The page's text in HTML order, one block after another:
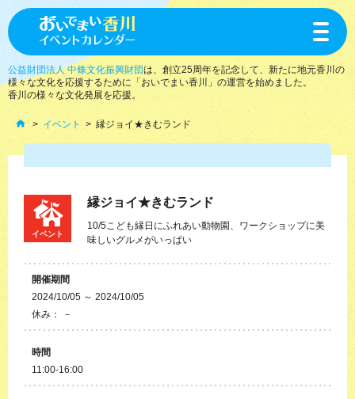
toggle
公益財団法人 中條文化振興財団は、創立25周年を記念して、新たに地元香川の
様々な文化を応援するために「おいでまい香川」の運営を始めました。
香川の様々な文化発展を応援。
イベント 縁ジョイ★きむランド
イベント
縁ジョイ★きむランド
10/5こども縁日にふれあい動物園、ワークショップに美
味しいグルメがいっぱい
開催期間
2024/10/05 ～ 2024/10/05
休み： －
時間
11:00-16:00